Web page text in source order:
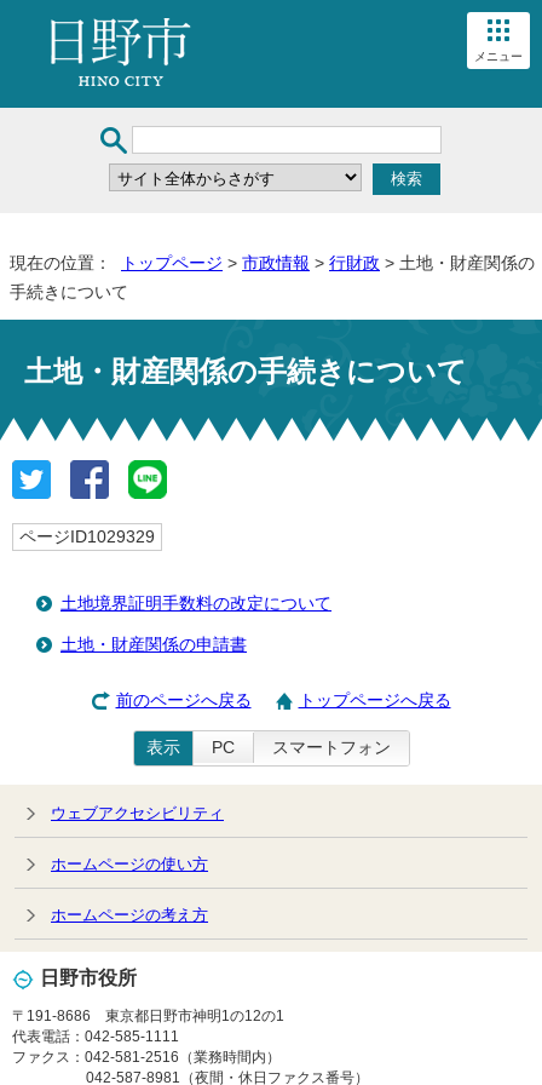
メニュー
現在の位置： トップページ > 市政情報 > 行財政 > 土地・財産関係の
手続きについて
土地・財産関係の手続きについて
ページID1029329
土地境界証明手数料の改定について
土地・財産関係の申請書
前のページへ戻る トップページへ戻る
表示 PC スマートフォン
ウェブアクセシビリティ
ホームページの使い方
ホームページの考え方
日野市役所
〒191-8686 東京都日野市神明1の12の1
代表電話：042-585-1111
ファクス：042-581-2516（業務時間内）
042-587-8981（夜間・休日ファクス番号）